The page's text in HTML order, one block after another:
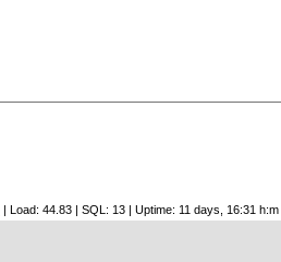
| Load: 44.83 | SQL: 13 | Uptime: 11 days, 16:31